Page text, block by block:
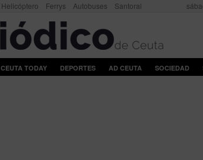
Helicóptero Ferrys Autobuses Santoral
CEUTA TODAY DEPORTES AD CEUTA SOCIEDAD